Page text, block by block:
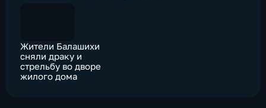
Жители Балашихи
сняли драку и
стрельбу во дворе
жилого дома